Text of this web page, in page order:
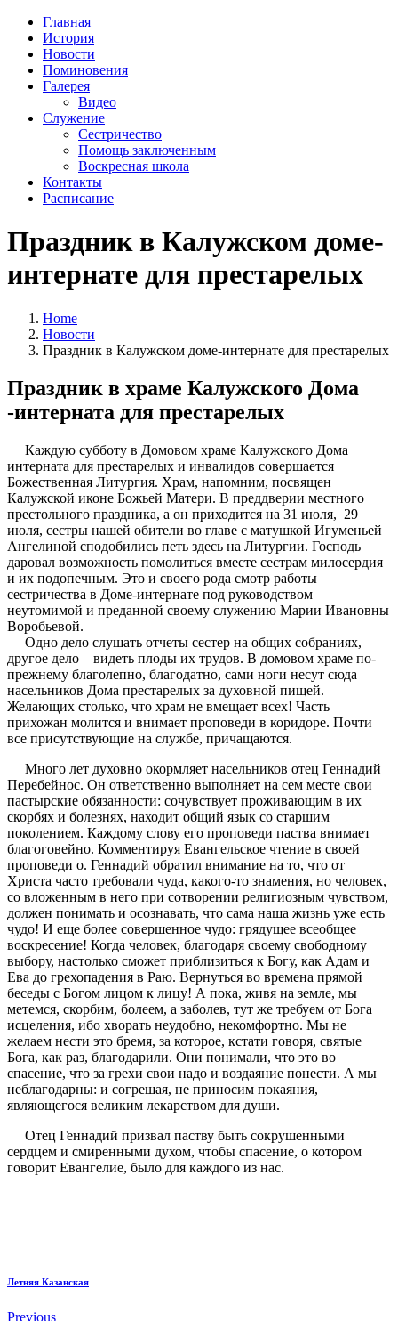
Главная
История
Новости
Поминовения
Галерея
Видео
Служение
Сестричество
Помощь заключенным
Воскресная школа
Контакты
Расписание
Праздник в Калужском доме-
интернате для престарелых
Home
Новости
Праздник в Калужском доме-интернате для престарелых
Праздник в храме Калужского Дома
-интерната для престарелых
Каждую субботу в Домовом храме Калужского Дома
интерната для престарелых и инвалидов совершается
Божественная Литургия. Храм, напомним, посвящен
Калужской иконе Божьей Матери. В преддверии местного
престольного праздника, а он приходится на 31 июля, 29
июля, сестры нашей обители во главе с матушкой Игуменьей
Ангелиной сподобились петь здесь на Литургии. Господь
даровал возможность помолиться вместе сестрам милосердия
и их подопечным. Это и своего рода смотр работы
сестричества в Доме-интернате под руководством
неутомимой и преданной своему служению Марии Ивановны
Воробьевой.
Одно дело слушать отчеты сестер на общих собраниях,
другое дело – видеть плоды их трудов. В домовом храме по-
прежнему благолепно, благодатно, сами ноги несут сюда
насельников Дома престарелых за духовной пищей.
Желающих столько, что храм не вмещает всех! Часть
прихожан молится и внимает проповеди в коридоре. Почти
все присутствующие на службе, причащаются.
Много лет духовно окормляет насельников отец Геннадий
Перебейнос. Он ответственно выполняет на сем месте свои
пастырские обязанности: сочувствует проживающим в их
скорбях и болезнях, находит общий язык со старшим
поколением. Каждому слову его проповеди паства внимает
благоговейно. Комментируя Евангельское чтение в своей
проповеди о. Геннадий обратил внимание на то, что от
Христа часто требовали чуда, какого-то знамения, но человек,
со вложенным в него при сотворении религиозным чувством,
должен понимать и осознавать, что сама наша жизнь уже есть
чудо! И еще более совершенное чудо: грядущее всеобщее
воскресение! Когда человек, благодаря своему свободному
выбору, настолько сможет приблизиться к Богу, как Адам и
Ева до грехопадения в Раю. Вернуться во времена прямой
беседы с Богом лицом к лицу! А пока, живя на земле, мы
метемся, скорбим, болеем, а заболев, тут же требуем от Бога
исцеления, ибо хворать неудобно, некомфортно. Мы не
желаем нести это бремя, за которое, кстати говоря, святые
Бога, как раз, благодарили. Они понимали, что это во
спасение, что за грехи свои надо и воздаяние понести. А мы
неблагодарны: и согрешая, не приносим покаяния,
являющегося великим лекарством для души.
Отец Геннадий призвал паству быть сокрушенными
сердцем и смиренными духом, чтобы спасение, о котором
говорит Евангелие, было для каждого из нас.
Летняя Казанская
Previous